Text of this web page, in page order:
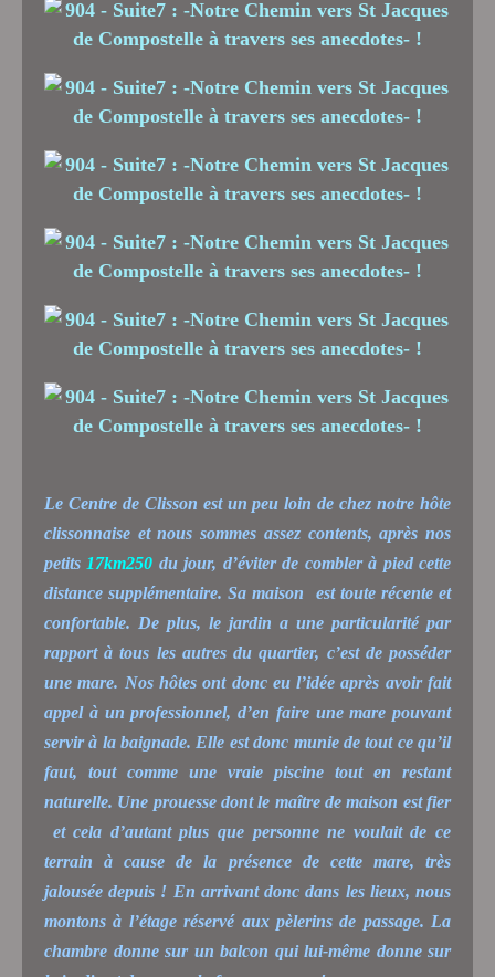
Le Centre de Clisson est un peu loin de chez notre hôte
clissonnaise et nous sommes assez contents, après nos
petits 17km250 du jour, d’éviter de combler à pied cette
distance supplémentaire. Sa maison est toute récente et
confortable. De plus, le jardin a une particularité par
rapport à tous les autres du quartier, c’est de posséder
une mare. Nos hôtes ont donc eu l’idée après avoir fait
appel à un professionnel, d’en faire une mare pouvant
servir à la baignade. Elle est donc munie de tout ce qu’il
faut, tout comme une vraie piscine tout en restant
naturelle. Une prouesse dont le maître de maison est fier
et cela d’autant plus que personne ne voulait de ce
terrain à cause de la présence de cette mare, très
jalousée depuis ! En arrivant donc dans les lieux, nous
montons à l’étage réservé aux pèlerins de passage. La
chambre donne sur un balcon qui lui-même donne sur